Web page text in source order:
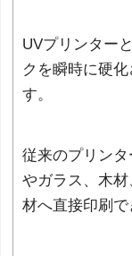
UVプリンター
クを瞬時に硬
す。
従来のプリン
やガラス、木
材へ直接印刷で